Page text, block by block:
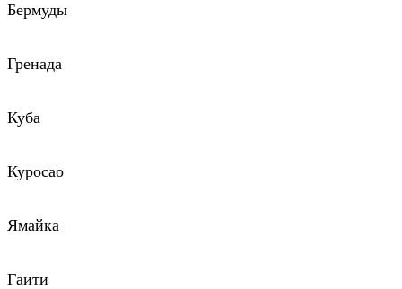
Бермуды
Гренада
Куба
Куросао
Ямайка
Гаити